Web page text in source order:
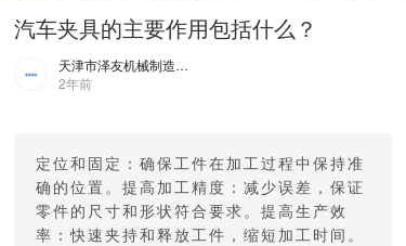
汽车夹具的主要作用包括什么？
天津市泽友机械制造有限公司
2年前
定位和固定：确保工件在加工过程中保持准
确的位置。提高加工精度：减少误差，保证
零件的尺寸和形状符合要求。提高生产效
率：快速夹持和释放工件，缩短加工时间。